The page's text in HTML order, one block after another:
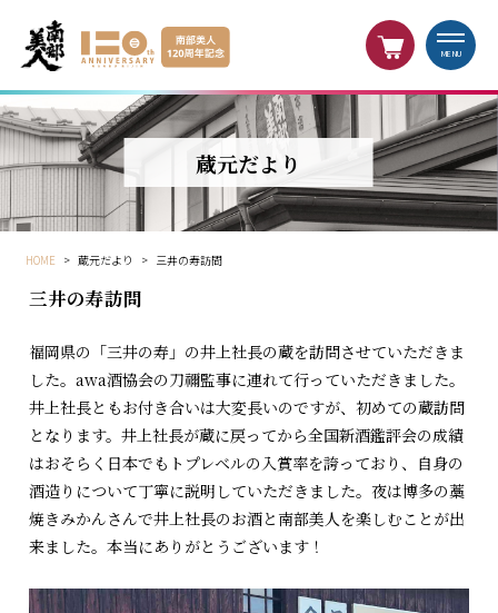
MENU
蔵元だより
HOME > 蔵元だより > 三井の寿訪問
三井の寿訪問
福岡県の「三井の寿」の井上社長の蔵を訪問させていただきま
した。awa酒協会の刀禰監事に連れて行っていただきました。
井上社長ともお付き合いは大変長いのですが、初めての蔵訪問
となります。井上社長が蔵に戻ってから全国新酒鑑評会の成績
はおそらく日本でもトプレベルの入賞率を誇っており、自身の
酒造りについて丁寧に説明していただきました。夜は博多の藁
焼きみかんさんで井上社長のお酒と南部美人を楽しむことが出
来ました。本当にありがとうございます！